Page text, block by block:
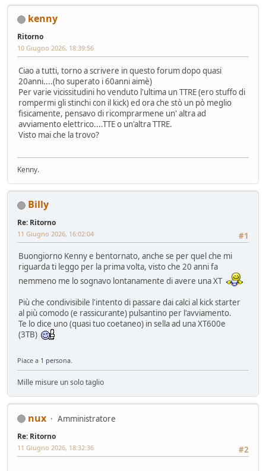
kenny
Ritorno
10 Giugno 2026, 18:39:56
Ciao a tutti, torno a scrivere in questo forum dopo quasi
20anni....(ho superato i 60anni aimè)
Per varie vicissitudini ho venduto l'ultima un TTRE (ero stuffo di
rompermi gli stinchi con il kick) ed ora che stò un pò meglio
fisicamente, pensavo di ricomprarmene un' altra ad
avviamento elettrico....TTE o un'altra TTRE.
Visto mai che la trovo?
Kenny.
Billy
Re: Ritorno
#1
11 Giugno 2026, 16:02:04
Buongiorno Kenny e bentornato, anche se per quel che mi
riguarda ti leggo per la prima volta, visto che 20 anni fa
nemmeno me lo sognavo lontanamente di avere una XT
Più che condivisibile l'intento di passare dai calci al kick starter
al più comodo (e rassicurante) pulsantino per l'avviamento.
Te lo dice uno (quasi tuo coetaneo) in sella ad una XT600e
(3TB)
Piace a 1 persona
Mille misure un solo taglio
nux Amministratore
Re: Ritorno
#2
11 Giugno 2026, 18:32:36